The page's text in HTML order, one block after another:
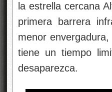
la estrella cercana
primera barrera
menor
tiene un tiempo
desaparezca.